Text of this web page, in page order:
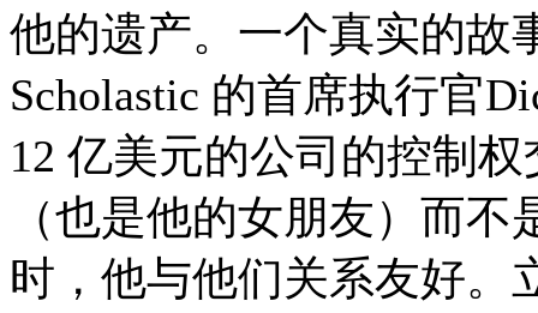
他的遗产。一个真实的故
Scholastic 的首席执行官
12 亿美元的公司的控制
（也是他的女朋友）而
时，他与他们关系友好。